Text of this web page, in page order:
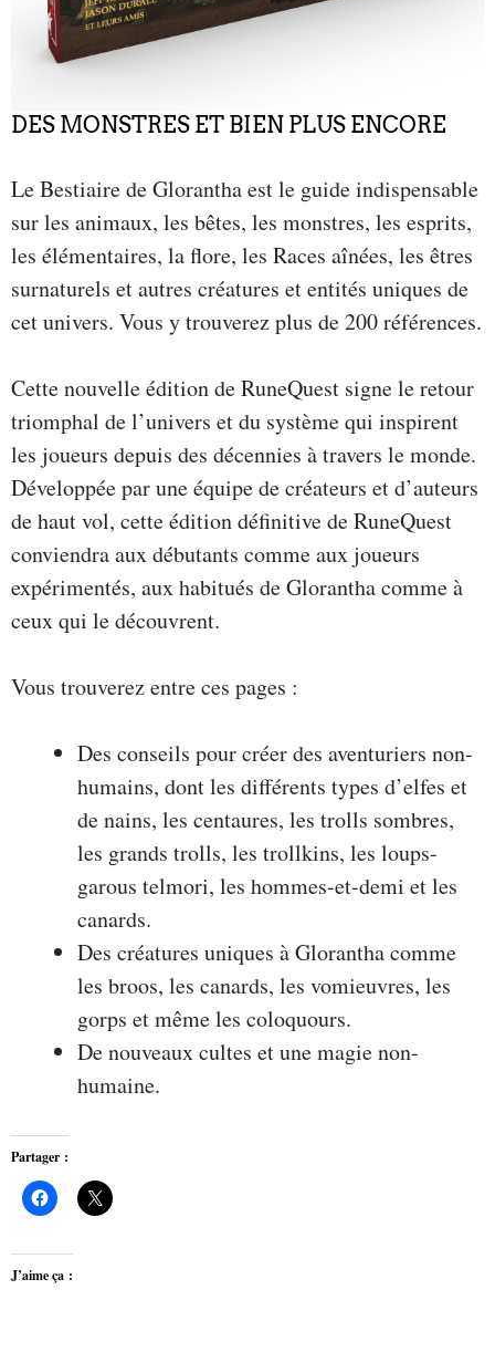
DES MONSTRES ET BIEN PLUS ENCORE
Le Bestiaire de Glorantha est le guide indispensable
sur les animaux, les bêtes, les monstres, les esprits,
les élémentaires, la flore, les Races aînées, les êtres
surnaturels et autres créatures et entités uniques de
cet univers. Vous y trouverez plus de 200 références.
Cette nouvelle édition de RuneQuest signe le retour
triomphal de l’univers et du système qui inspirent
les joueurs depuis des décennies à travers le monde.
Développée par une équipe de créateurs et d’auteurs
de haut vol, cette édition définitive de RuneQuest
conviendra aux débutants comme aux joueurs
expérimentés, aux habitués de Glorantha comme à
ceux qui le découvrent.
Vous trouverez entre ces pages :
Des conseils pour créer des aventuriers non-
humains, dont les différents types d’elfes et
de nains, les centaures, les trolls sombres,
les grands trolls, les trollkins, les loups-
garous telmori, les hommes-et-demi et les
canards.
Des créatures uniques à Glorantha comme
les broos, les canards, les vomieuvres, les
gorps et même les coloquours.
De nouveaux cultes et une magie non-
humaine.
Partager :
J’aime ça :